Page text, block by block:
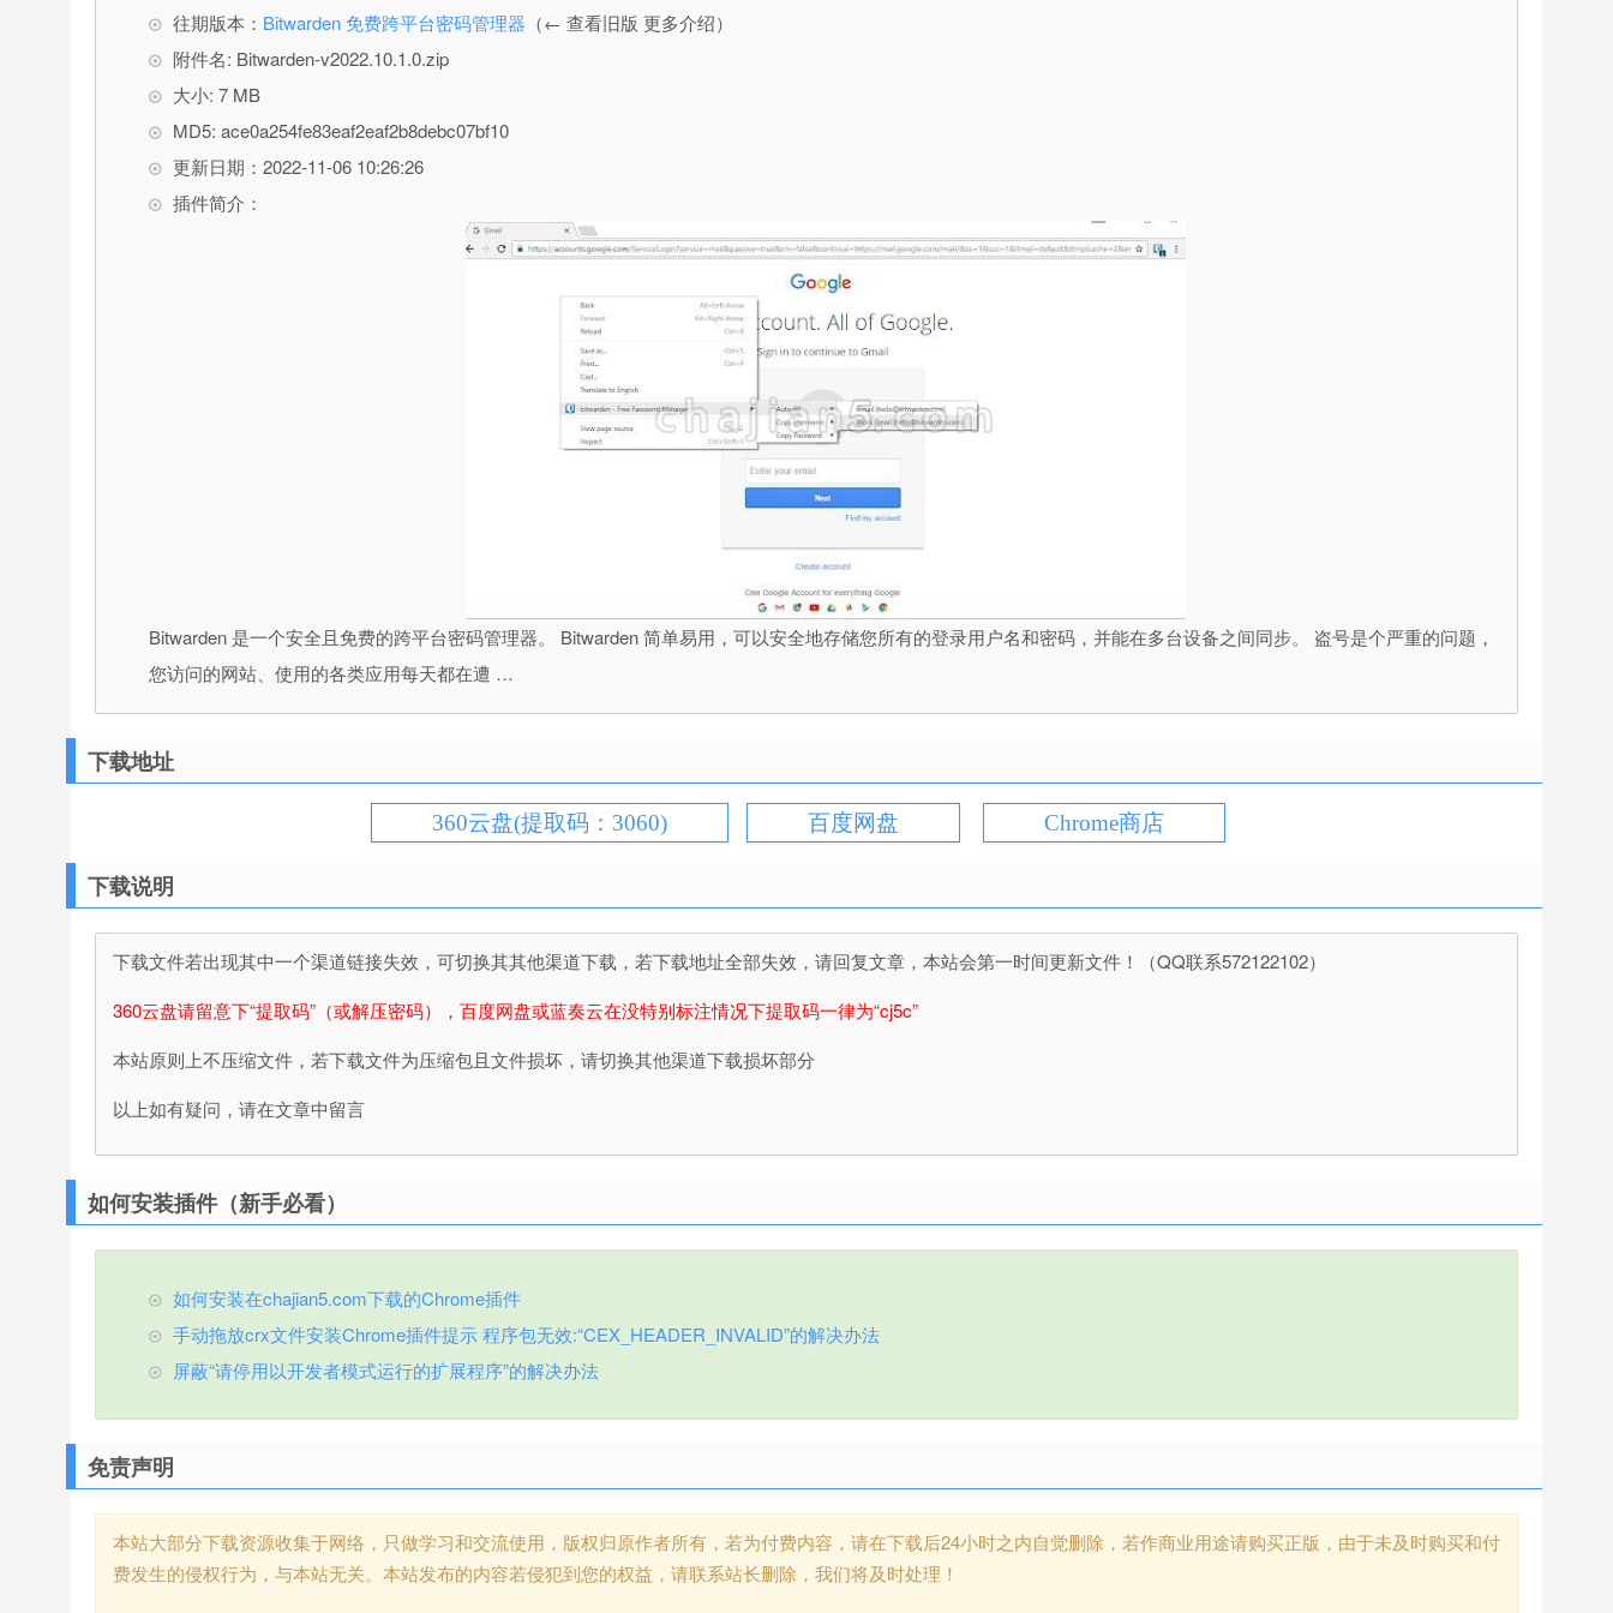
往期版本： Bitwarden 免费跨平台密码管理器 （← 查看旧版 更多介绍）
附件名: Bitwarden-v2022.10.1.0.zip
大小: 7 MB
MD5: ace0a254fe83eaf2eaf2b8debc07bf10
更新日期：2022-11-06 10:26:26
插件简介：
Bitwarden 是一个安全且免费的跨平台密码管理器。 Bitwarden 简单易用，可以安全地存储您所有的登录用户名和密码，并能在多台设备之间同步。 盗号是个严重的问题，
您访问的网站、使用的各类应用每天都在遭 …
下载地址
360云盘(提取码：3060) 百度网盘 Chrome商店
下载说明
下载文件若出现其中一个渠道链接失效，可切换其其他渠道下载，若下载地址全部失效，请回复文章，本站会第一时间更新文件！（QQ联系572122102）
360云盘请留意下“提取码”（或解压密码），百度网盘或蓝奏云在没特别标注情况下提取码一律为“cj5c”
本站原则上不压缩文件，若下载文件为压缩包且文件损坏，请切换其他渠道下载损坏部分
以上如有疑问，请在文章中留言
如何安装插件（新手必看）
如何安装在chajian5.com下载的Chrome插件
手动拖放crx文件安装Chrome插件提示 程序包无效:“CEX_HEADER_INVALID”的解决办法
屏蔽“请停用以开发者模式运行的扩展程序”的解决办法
免责声明
本站大部分下载资源收集于网络，只做学习和交流使用，版权归原作者所有，若为付费内容，请在下载后24小时之内自觉删除，若作商业用途请购买正版，由于未及时购买和付
费发生的侵权行为，与本站无关。本站发布的内容若侵犯到您的权益，请联系站长删除，我们将及时处理！